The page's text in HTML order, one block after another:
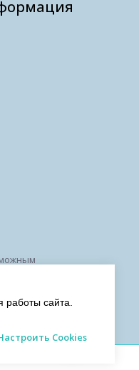
работы сайта.
Cookies